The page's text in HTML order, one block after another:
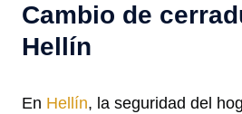
Cambio de
Hellín
En Hellín, la seguridad del